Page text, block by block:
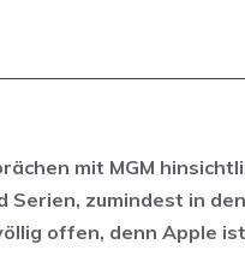
mit MGM
Serien, zumindest in
offen, denn Apple